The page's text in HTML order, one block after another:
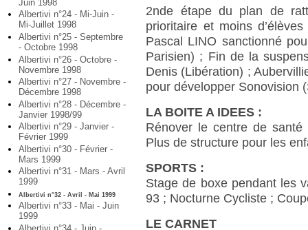
Juin 1998
Albertivi n°24 - Mi-Juin -
Mi-Juillet 1998
Albertivi n°25 - Septembre
- Octobre 1998
Albertivi n°26 - Octobre -
Novembre 1998
Albertivi n°27 - Novembre -
Décembre 1998
Albertivi n°28 - Décembre -
Janvier 1998/99
Albertivi n°29 - Janvier -
Février 1999
Albertivi n°30 - Février -
Mars 1999
Albertivi n°31 - Mars - Avril
1999
Albertivi n°32 - Avril - Mai 1999
Albertivi n°33 - Mai - Juin
1999
2nde étape du plan de
prioritaire et moins
Pascal LINO sanctionné
Parisien) ; Fin de la
Denis (Libération) ;
pour développer Sonovision
LA BOITE A IDEES :
Rénover le centre de
Plus de structure pour les
SPORTS :
Stage de boxe pendant les
93 ; Nocturne Cycliste ;
LE CARNET